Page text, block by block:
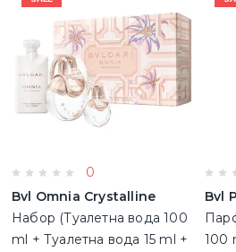
0
Bvl Omnia Crystalline
Набор (Туалетна вода 100
ml + Туалетна вода 15 ml +
Bvl